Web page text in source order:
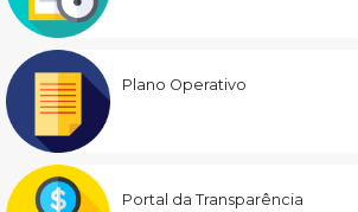
Plano Operativo
Portal da Transparência